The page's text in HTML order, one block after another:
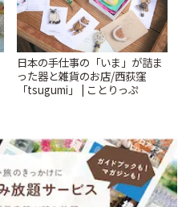
日本の手仕事の「いま」が詰ま
った器と雑貨のお店/西荻窪
「tsugumi」 | ことりっぷ